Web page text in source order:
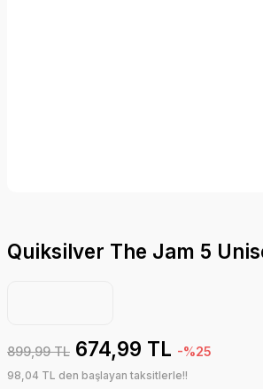
Quiksilver The Jam 5
899,99 TL 674,99 TL -%25
98,04 TL den başlayan taksitlerle!!